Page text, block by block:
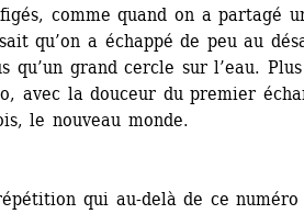
comme quand on a partagé
qu’on a échappé de peu au
qu’un grand cercle sur l’eau.
avec la douceur du premier
le nouveau monde.
qui au-delà de ce numéro